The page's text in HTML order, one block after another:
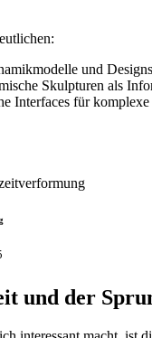
und
Skulpturen als
Interfaces für
und der